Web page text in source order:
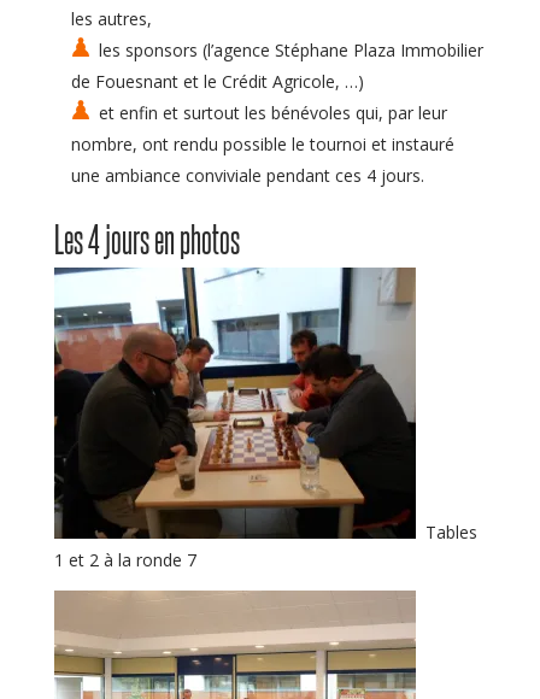
les autres,
les sponsors (l’agence Stéphane Plaza Immobilier
de Fouesnant et le Crédit Agricole, …)
et enfin et surtout les bénévoles qui, par leur
nombre, ont rendu possible le tournoi et instauré
une ambiance conviviale pendant ces 4 jours.
Les 4 jours en photos
Tables
1 et 2 à la ronde 7